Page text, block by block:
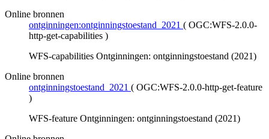
Online bronnen
ontginningen:ontginningstoestand_2021 ( OGC:WFS-2.0.0-
http-get-capabilities )
WFS-capabilities Ontginningen: ontginningstoestand (2021)
Online bronnen
ontginningstoestand_2021 ( OGC:WFS-2.0.0-http-get-feature
)
WFS-feature Ontginningen: ontginningstoestand (2021)